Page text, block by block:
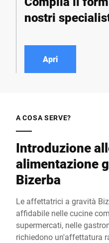
nostri
Apri
A COSA SERVE?
Introduzione
alimentazione
Bizerba
Le affettatrici a gravità
affidabile nelle cucine
supermercati, nelle
richiedono un'affettatura